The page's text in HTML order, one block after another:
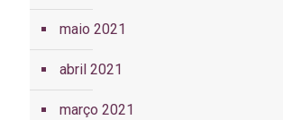
maio 2021
abril 2021
março 2021